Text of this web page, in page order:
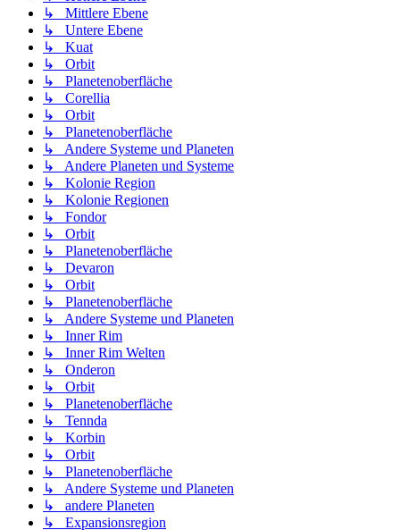
↳ Mittlere Ebene
↳ Untere Ebene
↳ Kuat
↳ Orbit
↳ Planetenoberfläche
↳ Corellia
↳ Orbit
↳ Planetenoberfläche
↳ Andere Systeme und Planeten
↳ Andere Planeten und Systeme
↳ Kolonie Region
↳ Kolonie Regionen
↳ Fondor
↳ Orbit
↳ Planetenoberfläche
↳ Devaron
↳ Orbit
↳ Planetenoberfläche
↳ Andere Systeme und Planeten
↳ Inner Rim
↳ Inner Rim Welten
↳ Onderon
↳ Orbit
↳ Planetenoberfläche
↳ Tennda
↳ Korbin
↳ Orbit
↳ Planetenoberfläche
↳ Andere Systeme und Planeten
↳ andere Planeten
↳ Expansionsregion